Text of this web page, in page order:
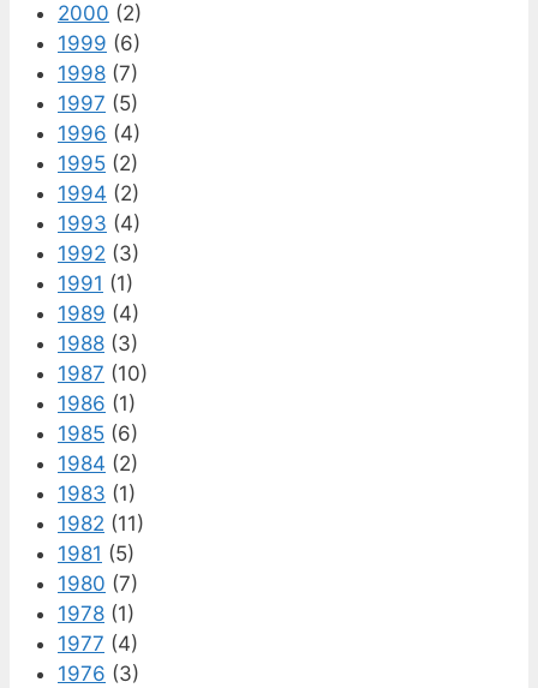
2000 (2)
1999 (6)
1998 (7)
1997 (5)
1996 (4)
1995 (2)
1994 (2)
1993 (4)
1992 (3)
1991 (1)
1989 (4)
1988 (3)
1987 (10)
1986 (1)
1985 (6)
1984 (2)
1983 (1)
1982 (11)
1981 (5)
1980 (7)
1978 (1)
1977 (4)
1976 (3)